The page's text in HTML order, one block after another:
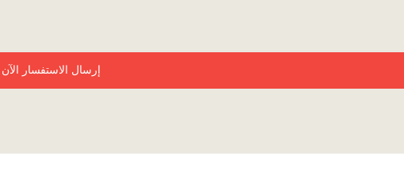
إرسال الاستفسار الآن